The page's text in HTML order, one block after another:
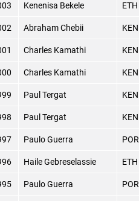
Kenenisa Bekele ETH
Abraham Chebii KEN
Charles Kamathi KEN
Charles Kamathi KEN
Paul Tergat KEN
Paul Tergat KEN
Paulo Guerra POR
Haile Gebreselassie ETH
Paulo Guerra POR